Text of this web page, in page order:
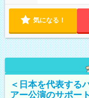
気になる！
＜日本を代表する
アー公演のサポー